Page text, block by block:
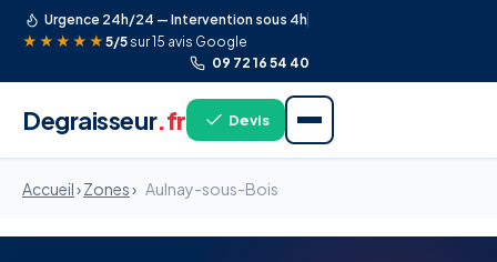
Urgence 24h/24 — Intervention sous 4h
★★★★★ 5/5 sur 15 avis Google
09 72 16 54 40
Degraisseur.fr Devis
Accueil›Zones› Aulnay-sous-Bois